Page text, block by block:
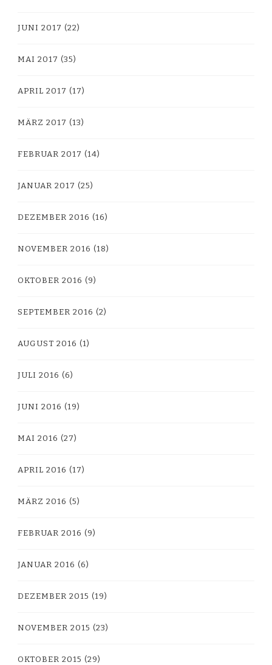
JUNI 2017 (22)
MAI 2017 (35)
APRIL 2017 (17)
MÄRZ 2017 (13)
FEBRUAR 2017 (14)
JANUAR 2017 (25)
DEZEMBER 2016 (16)
NOVEMBER 2016 (18)
OKTOBER 2016 (9)
SEPTEMBER 2016 (2)
AUGUST 2016 (1)
JULI 2016 (6)
JUNI 2016 (19)
MAI 2016 (27)
APRIL 2016 (17)
MÄRZ 2016 (5)
FEBRUAR 2016 (9)
JANUAR 2016 (6)
DEZEMBER 2015 (19)
NOVEMBER 2015 (23)
OKTOBER 2015 (29)